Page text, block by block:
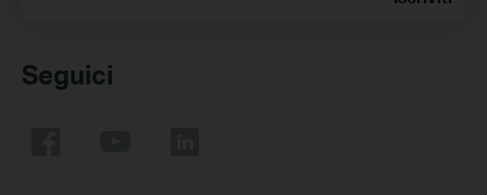
Seguici